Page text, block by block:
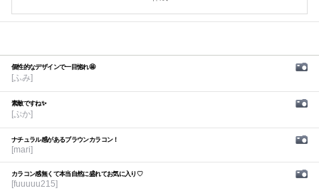
個性的なデザインで一目惚れ🤩
[ふみ]
素敵ですね✨
[ぷか]
ナチュラル感があるブラウンカラコン！
[mari]
カラコン感無くて本当自然に盛れてお気に入り♡
[fuuuuu215]